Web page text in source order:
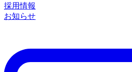
採用情報
お知らせ